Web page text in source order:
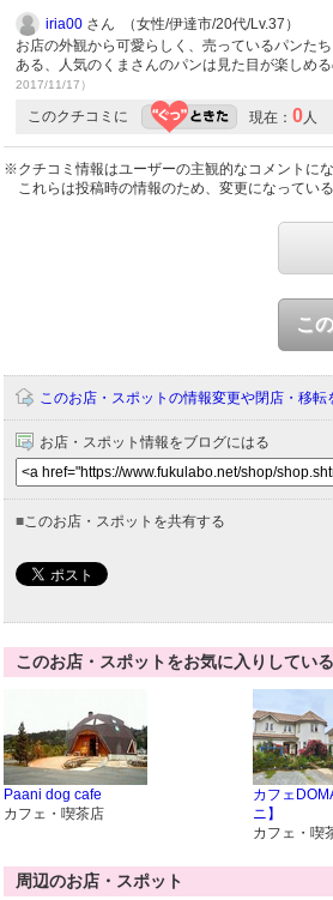
iria00 さん （女性/伊達市/20代/Lv.37）
お店の外観から可愛らしく、売っているパンた
ある、人気のくまさんのパンは見た目が楽しめ
2017/11/17）
このクチコミに 現在： 0人
※クチコミ情報はユーザーの主観的なコメントにな
これらは投稿時の情報のため、変更になってい
こ
このお店・スポットの情報変更や閉店・移転
お店・スポット情報をブログにはる
■このお店・スポットを共有する
このお店・スポットをお気に入りしてい
Paani dog cafe
カフェ・喫茶店
カフェ
ニ】
カフェ・喫
周辺のお店・スポット